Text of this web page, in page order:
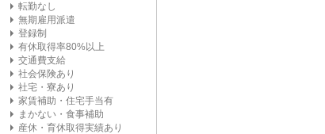
転勤なし
無期雇用派遣
登録制
有休取得率80%以上
交通費支給
社会保険あり
社宅・寮あり
家賃補助・住宅手当有
まかない・食事補助
産休・育休取得実績あり